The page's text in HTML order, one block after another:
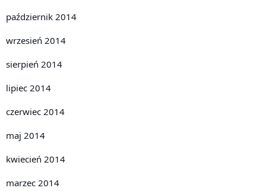
październik 2014
wrzesień 2014
sierpień 2014
lipiec 2014
czerwiec 2014
maj 2014
kwiecień 2014
marzec 2014